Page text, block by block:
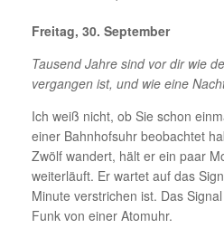
Freitag, 30. September
Tausend Jahre sind vor dir wie
vergangen ist, und wie eine
Ich weiß nicht, ob Sie schon
einer Bahnhofsuhr beobachtet
Zwölf wandert, hält er ein paar
weiterläuft. Er wartet auf das
Minute verstrichen ist. Das
Funk von einer Atomuhr.